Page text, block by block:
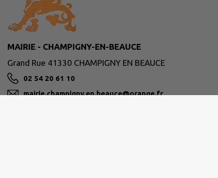
MAIRIE - CHAMPIGNY-EN-BEAUCE
Grand Rue 41330 CHAMPIGNY EN BEAUCE
02 54 20 61 10
mairie.champigny.en.beauce@orange.fr